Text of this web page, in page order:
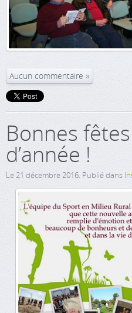
Aucun commentaire
Bonnes
d’année !
Le21 décembre 2016. Publié dans